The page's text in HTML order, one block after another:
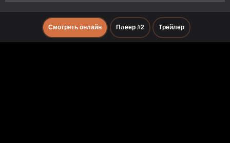
Смотреть онлайн Плеер #2 Трейлер